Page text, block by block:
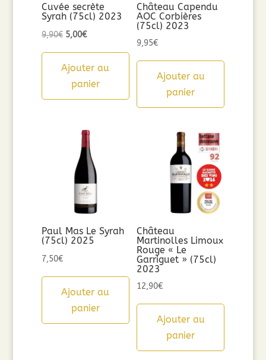
Cuvée secrète
Syrah (75cl) 2023
9,90€ Le
initial
était :
5,00€Le
actuel
est :
Ajouter au
panier
Château Capendu
AOC Corbières
(75cl) 2023
9,95€
Ajouter au
panier
Paul Mas Le Syrah
(75cl) 2025
7,50€
Ajouter au
panier
Château
Martinolles Limoux
Rouge « Le
Garriguet » (75cl)
2023
12,90€
Ajouter au
panier